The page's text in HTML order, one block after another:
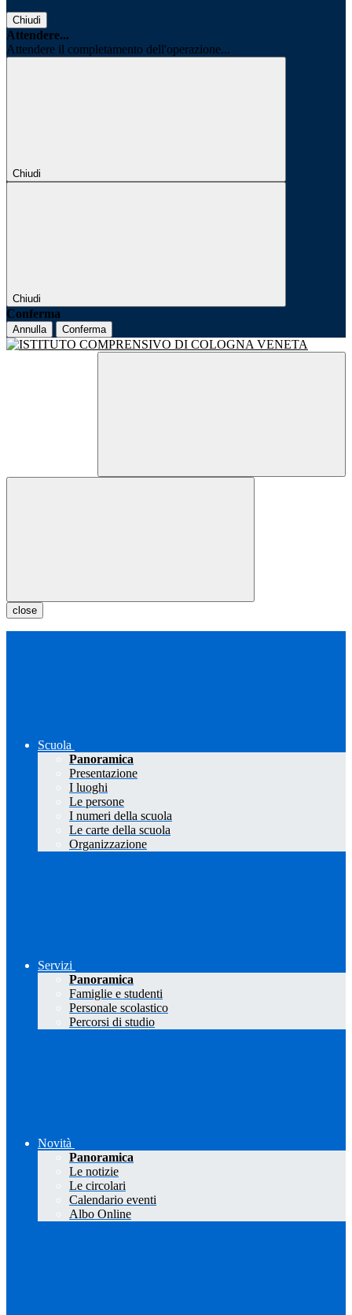
Chiudi
Attendere...
Attendere il completamento dell'operazione...
Chiudi
Chiudi
Conferma
Annulla Conferma
close
Scuola
Panoramica
Presentazione
I luoghi
Le persone
I numeri della scuola
Le carte della scuola
Organizzazione
Servizi
Panoramica
Famiglie e studenti
Personale scolastico
Percorsi di studio
Novità
Panoramica
Le notizie
Le circolari
Calendario eventi
Albo Online